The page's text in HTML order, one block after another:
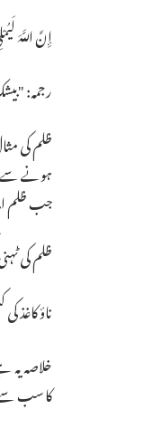
إِنَّ اللَّهَ
رجمہ:
ظلم کی
ہونے سے
جب ظلم
ظلم کی
ناؤ کاغذ
خلاصہ
کا سب سے